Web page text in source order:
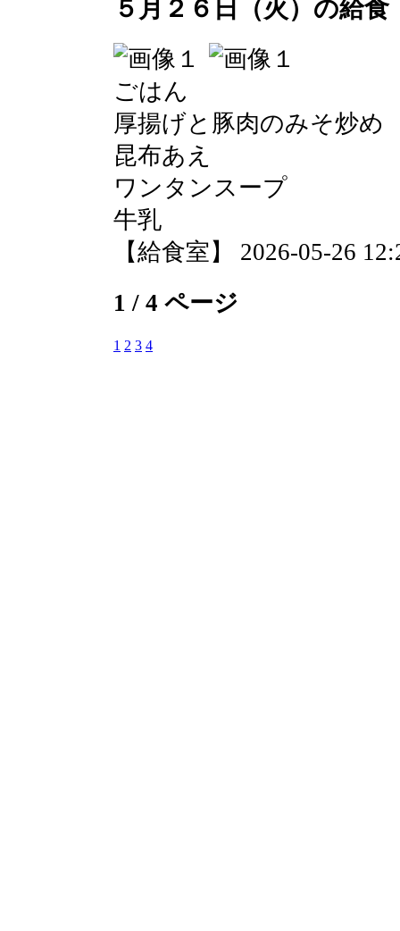
５月２６日（火）の給食
ごはん
厚揚げと豚肉のみそ炒め
昆布あえ
ワンタンスープ
牛乳
【給食室】 2026-05-26
1 / 4 ページ
1 2 3 4